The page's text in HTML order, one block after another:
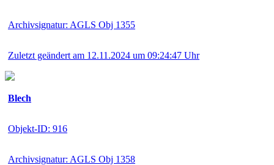
Archivsignatur: AGLS Obj 1355
Zuletzt geändert am 12.11.2024 um 09:24:47 Uhr
Blech
Objekt-ID: 916
Archivsignatur: AGLS Obj 1358